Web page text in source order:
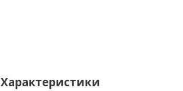
Характеристики